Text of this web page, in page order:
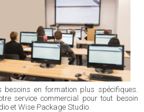
besoins en formation plus spécifiques.
service commercial pour tout besoin
et Wise Package Studio.